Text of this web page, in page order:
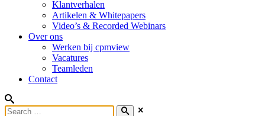
Klantverhalen
Artikelen & Whitepapers
Video’s & Recorded Webinars
Over ons
Werken bij cpmview
Vacatures
Teamleden
Contact